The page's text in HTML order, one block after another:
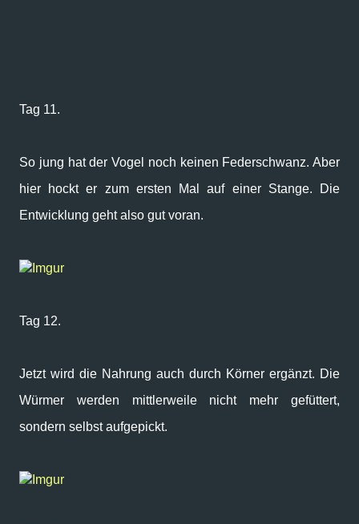
Tag 11.
So jung hat der Vogel noch keinen Federschwanz. Aber
hier hockt er zum ersten Mal auf einer Stange. Die
Entwicklung geht also gut voran.
Imgur
Tag 12.
Jetzt wird die Nahrung auch durch Körner ergänzt. Die
Würmer werden mittlerweile nicht mehr gefüttert,
sondern selbst aufgepickt.
Imgur